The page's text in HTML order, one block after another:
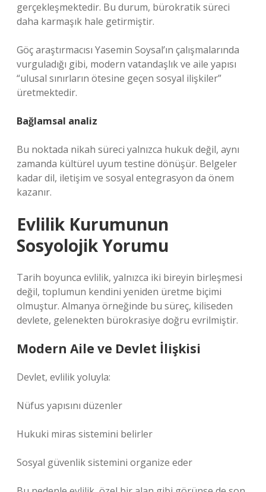
gerçekleşmektedir. Bu durum, bürokratik süreci
daha karmaşık hale getirmiştir.
Göç araştırmacısı Yasemin Soysal’ın çalışmalarında
vurguladığı gibi, modern vatandaşlık ve aile yapısı
“ulusal sınırların ötesine geçen sosyal ilişkiler”
üretmektedir.
Bağlamsal analiz
Bu noktada nikah süreci yalnızca hukuk değil, aynı
zamanda kültürel uyum testine dönüşür. Belgeler
kadar dil, iletişim ve sosyal entegrasyon da önem
kazanır.
Evlilik Kurumunun
Sosyolojik Yorumu
Tarih boyunca evlilik, yalnızca iki bireyin birleşmesi
değil, toplumun kendini yeniden üretme biçimi
olmuştur. Almanya örneğinde bu süreç, kiliseden
devlete, gelenekten bürokrasiye doğru evrilmiştir.
Modern Aile ve Devlet İlişkisi
Devlet, evlilik yoluyla:
Nüfus yapısını düzenler
Hukuki miras sistemini belirler
Sosyal güvenlik sistemini organize eder